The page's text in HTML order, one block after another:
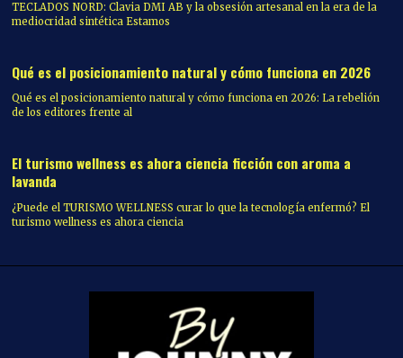
TECLADOS NORD: Clavia DMI AB y la obsesión artesanal en la era de la
mediocridad sintética Estamos
Qué es el posicionamiento natural y cómo funciona en 2026
Qué es el posicionamiento natural y cómo funciona en 2026: La rebelión
de los editores frente al
El turismo wellness es ahora ciencia ficción con aroma a
lavanda
¿Puede el TURISMO WELLNESS curar lo que la tecnología enfermó? El
turismo wellness es ahora ciencia